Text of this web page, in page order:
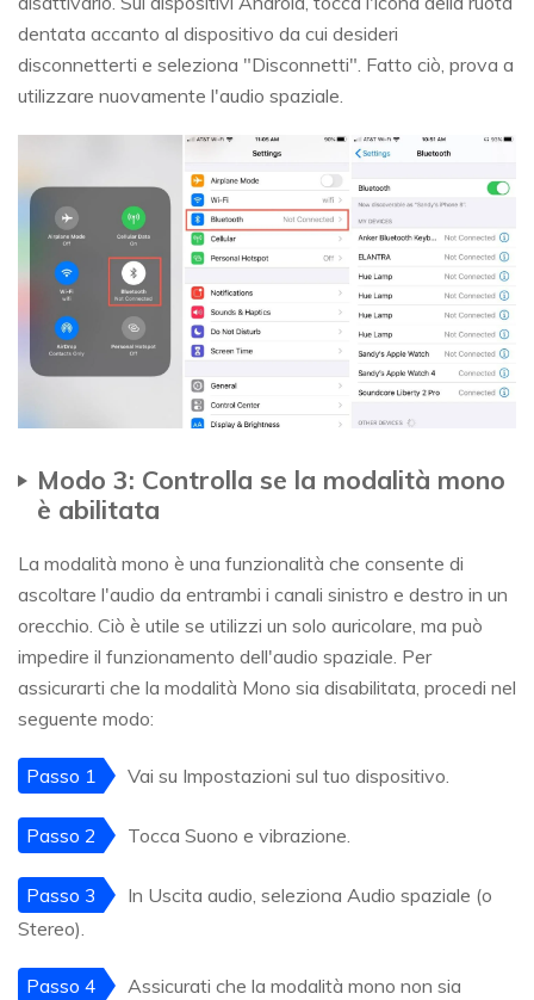
dentata accanto al dispositivo da cui desideri
disconnetterti e seleziona "Disconnetti". Fatto ciò, prova a
utilizzare nuovamente l'audio spaziale.
Modo 3: Controlla se la modalità mono
è abilitata
La modalità mono è una funzionalità che consente di
ascoltare l'audio da entrambi i canali sinistro e destro in un
orecchio. Ciò è utile se utilizzi un solo auricolare, ma può
impedire il funzionamento dell'audio spaziale. Per
assicurarti che la modalità Mono sia disabilitata, procedi nel
seguente modo:
Passo 1 Vai su Impostazioni sul tuo dispositivo.
Passo 2 Tocca Suono e vibrazione.
Passo 3
In Uscita audio, seleziona Audio spaziale (o
Stereo).
Passo 4
Assicurati che la modalità mono non sia